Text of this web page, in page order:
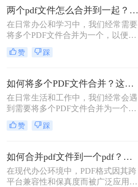
两个PDF文件呢？本文将介绍三种合
并PDF文件的方法。
两个pdf文件怎么合并到一起？这三种合并方法超实用！
在日常办公和学习中，我们经常需要
将多个PDF文件合并为一个，以便于
阅读、分享或存档。那么两个pdf文件
怎么合并到一起呢？本文将介绍三种
赞 踩
如何将多个PDF文件合并？这两个高效方法帮你解决！
在日常生活和工作中，我们经常会遇
到需要将多个PDF文件合并为一个的
情况，以便于查阅、分享或存档。那
么如何将多个PDF文件合并呢？本文
赞 踩
如何合并pdf文件到一个pdf？分享三种不同的方法来帮助您轻松合并！
在现代办公环境中，PDF格式因其跨
平台兼容性和保真度而被广泛应用于